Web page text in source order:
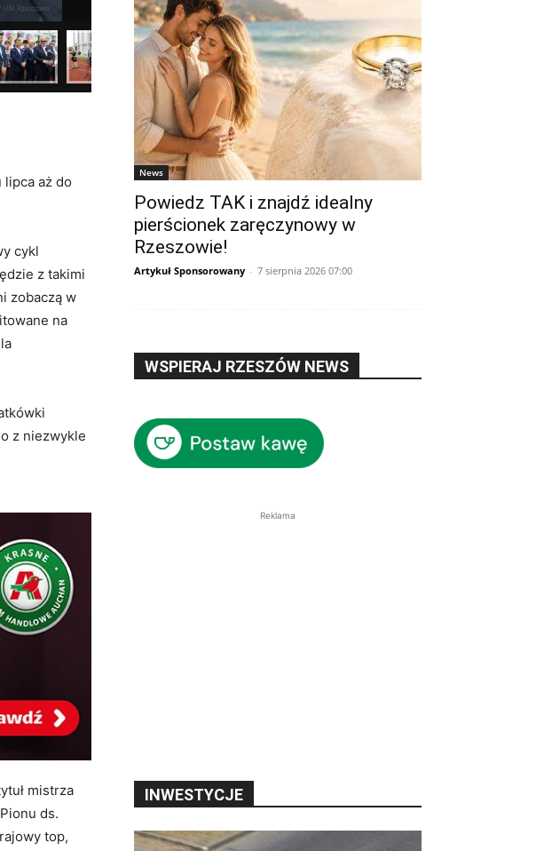
siatkówka plażowa
aż do
cykl
z takimi
zobaczą w
na
z niezwykle
mistrza
ds.
top,
News
Powiedz TAK i znajdź idealny
pierścionek zaręczynowy w
Rzeszowie!
Artykuł Sponsorowany - 7 sierpnia 2026 07:00
WSPIERAJ RZESZÓW NEWS
Reklama
INWESTYCJE